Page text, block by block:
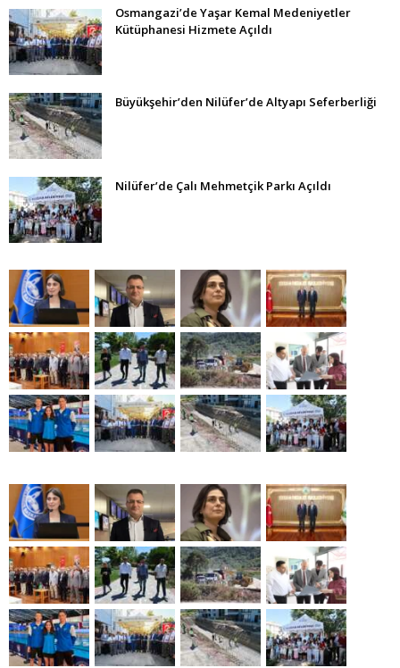
Osmangazi’de Yaşar Kemal Medeniyetler
Kütüphanesi Hizmete Açıldı
Büyükşehir’den Nilüfer’de Altyapı Seferberliği
Nilüfer’de Çalı Mehmetçik Parkı Açıldı